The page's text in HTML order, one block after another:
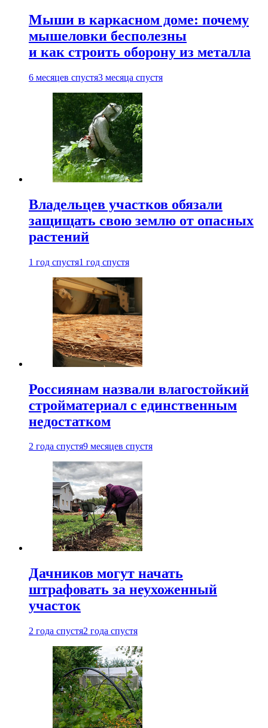
Мыши в каркасном доме: почему
мышеловки бесполезны
и как строить оборону из металла
6 месяцев спустя3 месяца спустя
Владельцев участков обязали
защищать свою землю от опасных
растений
1 год спустя1 год спустя
Россиянам назвали влагостойкий
стройматериал с единственным
недостатком
2 года спустя9 месяцев спустя
Дачников могут начать
штрафовать за неухоженный
участок
2 года спустя2 года спустя